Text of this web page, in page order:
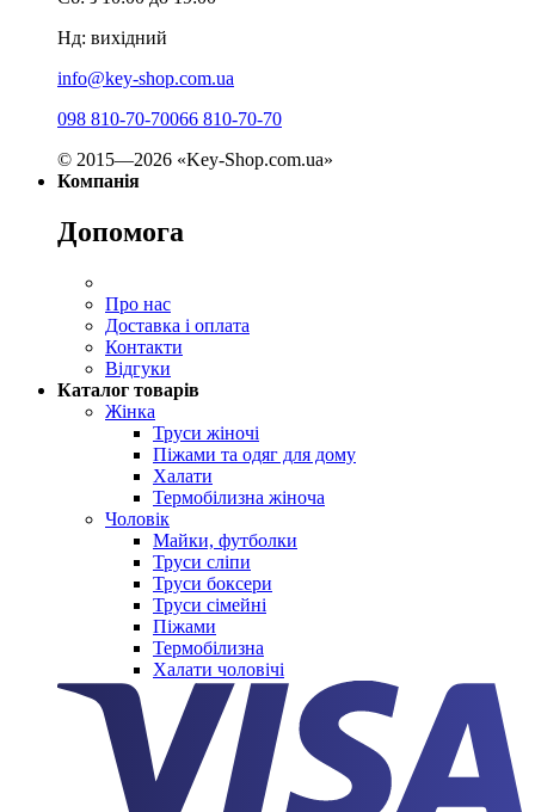
Нд: вихідний
info@key-shop.com.ua
098 810-70-70066 810-70-70
© 2015—2026 «Key-Shop.com.ua»
Компанія
Допомога
Про нас
Доставка і оплата
Контакти
Відгуки
Каталог товарів
Жінка
Труси жіночі
Піжами та одяг для дому
Халати
Термобілизна жіноча
Чоловік
Майки, футболки
Труси сліпи
Труси боксери
Труси сімейні
Піжами
Термобілизна
Халати чоловічі